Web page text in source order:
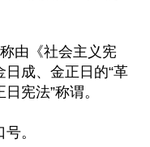
由《社会主义宪
成、金正日的“革
宪法”称谓。
。